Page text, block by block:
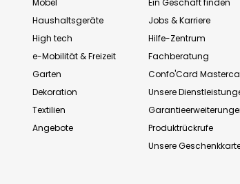
Möbel
Haushaltsgeräte
High tech
e-Mobilität & Freizeit
Garten
Dekoration
Textilien
Angebote
Ein Geschäft finden
Jobs & Karriere
Hilfe-Zentrum
Fachberatung
Confo'Card
Unsere
Produktrückrufe
Unsere